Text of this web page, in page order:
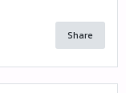
Share